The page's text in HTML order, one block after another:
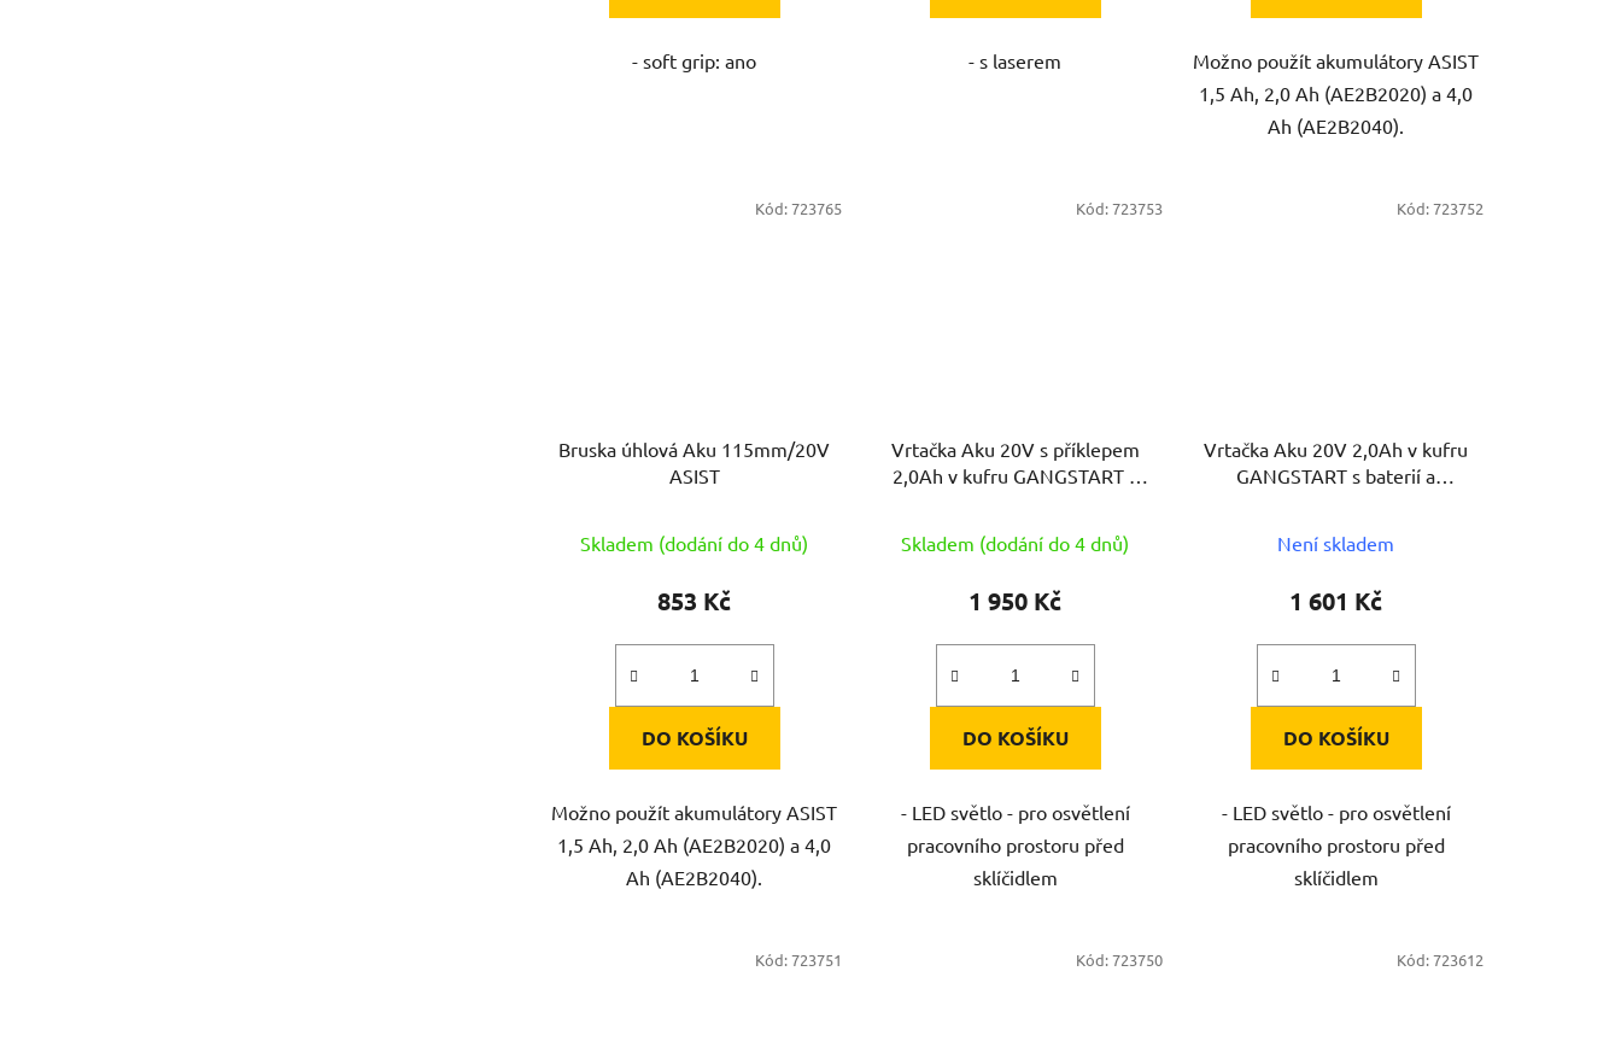
- soft grip: ano - s laserem
Možno použít akumulátory ASIST
1,5 Ah, 2,0 Ah (AE2B2020) a 4,0
Ah (AE2B2040).
Bruska úhlová Aku 115mm/20V
ASIST
Skladem (dodání do 4 dnů)
853 Kč
DO KOŠÍKU
Možno použít akumulátory ASIST
1,5 Ah, 2,0 Ah (AE2B2020) a 4,0
Ah (AE2B2040).
Kód:723765
Vrtačka Aku 20V s příklepem
2,0Ah v kufru GANGSTART s
Skladem (dodání do 4 dnů)
1 950 Kč
DO KOŠÍKU
- LED světlo - pro osvětlení
pracovního prostoru před
sklíčidlem
Kód:723753
Vrtačka Aku 20V 2,0Ah v kufru
GANGSTART s baterií a
Není skladem
1 601 Kč
DO KOŠÍKU
- LED světlo - pro osvětlení
pracovního prostoru před
sklíčidlem
Kód:723752
Kód:723751 Kód:723750 Kód:723612